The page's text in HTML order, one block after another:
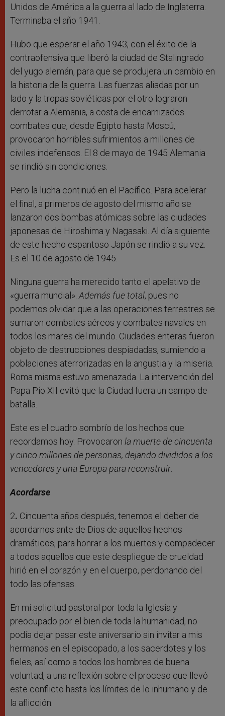
Unidos de América a la guerra al lado de Inglaterra.
Terminaba el año 1941.
Hubo que esperar el año 1943, con el éxito de la
contraofensiva que liberó la ciudad de Stalingrado
del yugo alemán, para que se produjera un cambio en
la historia de la guerra. Las fuerzas aliadas por un
lado y la tropas soviéticas por el otro lograron
derrotar a Alemania, a costa de encarnizados
combates que, desde Egipto hasta Moscú,
provocaron horribles sufrimientos a millones de
civiles indefensos. El 8 de mayo de 1945 Alemania
se rindió sin condiciones.
Pero la lucha continuó en el Pacífico. Para acelerar
el final, a primeros de agosto del mismo año se
lanzaron dos bombas atómicas sobre las ciudades
japonesas de Hiroshima y Nagasaki. Al día siguiente
de este hecho espantoso Japón se rindió a su vez.
Es el 10 de agosto de 1945.
Ninguna guerra ha merecido tanto el apelativo de
«guerra mundial».Además fue total, pues no
podemos olvidar que a las operaciones terrestres se
sumaron combates aéreos y combates navales en
todos los mares del mundo. Ciudades enteras fueron
objeto de destrucciones despiadadas, sumiendo a
poblaciones aterrorizadas en la angustia y la miseria.
Roma misma estuvo amenazada. La intervención del
Papa Pío XII evitó que la Ciudad fuera un campo de
batalla.
Este es el cuadro sombrío de los hechos que
recordamos hoy. Provocaron la muerte de cincuenta
y cinco millones de personas, dejando divididos a los
vencedores y una Europa para reconstruir.
Acordarse
2. Cincuenta años después, tenemos el deber de
acordarnos ante de Dios de aquellos hechos
dramáticos, para honrar a los muertos y compadecer
a todos aquellos que este despliegue de crueldad
hirió en el corazón y en el cuerpo, perdonando del
todo las ofensas.
En mi solicitud pastoral por toda la Iglesia y
preocupado por el bien de toda la humanidad, no
podía dejar pasar este aniversario sin invitar a mis
hermanos en el episcopado, a los sacerdotes y los
fieles, así como a todos los hombres de buena
voluntad, a una reflexión sobre el proceso que llevó
este conflicto hasta los límites de lo inhumano y de
la aflicción.